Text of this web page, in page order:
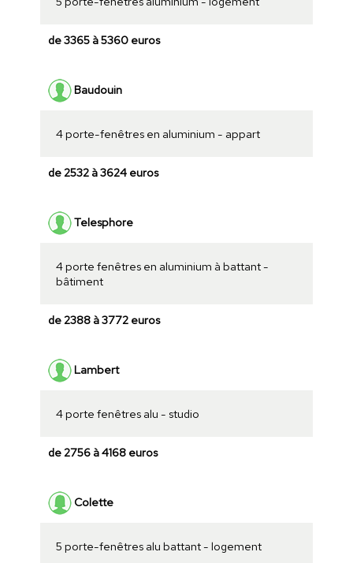
de 3365 à 5360 euros
Baudouin
4 porte-fenêtres en aluminium - appart
de 2532 à 3624 euros
Telesphore
4 porte fenêtres en aluminium à battant -
bâtiment
de 2388 à 3772 euros
Lambert
4 porte fenêtres alu - studio
de 2756 à 4168 euros
Colette
5 porte-fenêtres alu battant - logement